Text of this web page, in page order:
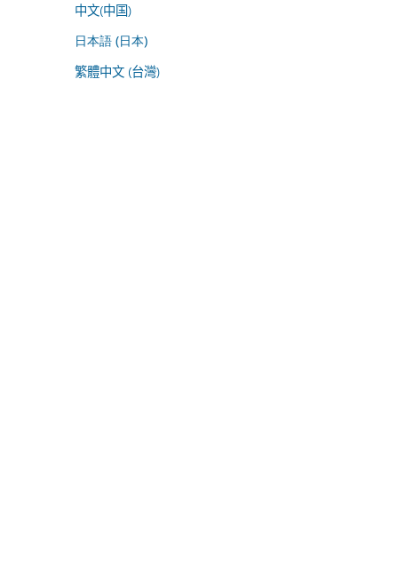
中文(中国)
日本語 (日本)
繁體中文 (台灣)